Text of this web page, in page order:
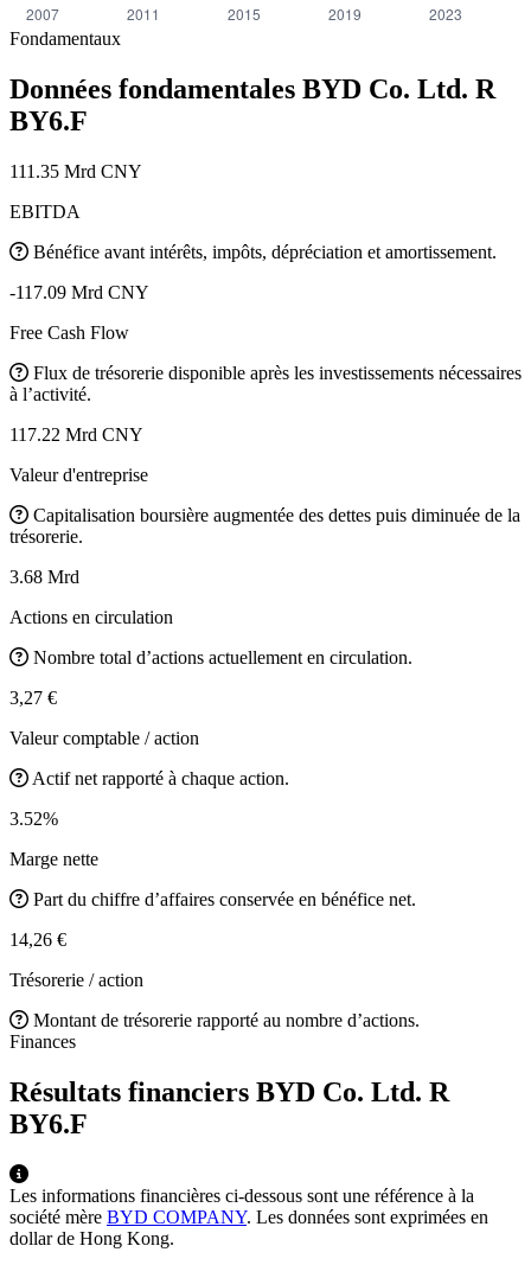
Fondamentaux
Données fondamentales BYD Co. Ltd. R
BY6.F
111.35 Mrd CNY
EBITDA
Bénéfice avant intérêts, impôts, dépréciation et amortissement.
-117.09 Mrd CNY
Free Cash Flow
Flux de trésorerie disponible après les investissements nécessaires
à l’activité.
117.22 Mrd CNY
Valeur d'entreprise
Capitalisation boursière augmentée des dettes puis diminuée de la
trésorerie.
3.68 Mrd
Actions en circulation
Nombre total d’actions actuellement en circulation.
3,27 €
Valeur comptable / action
Actif net rapporté à chaque action.
3.52%
Marge nette
Part du chiffre d’affaires conservée en bénéfice net.
14,26 €
Trésorerie / action
Montant de trésorerie rapporté au nombre d’actions.
Finances
Résultats financiers BYD Co. Ltd. R
BY6.F
Les informations financières ci-dessous sont une référence à la
société mère BYD COMPANY. Les données sont exprimées en
dollar de Hong Kong.